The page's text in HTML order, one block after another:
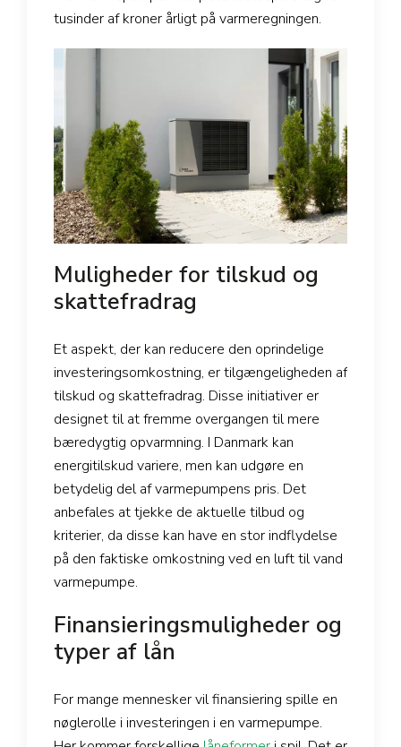
tusinder af kroner årligt på varmeregningen.
Muligheder for tilskud og
skattefradrag
Et aspekt, der kan reducere den oprindelige
investeringsomkostning, er tilgængeligheden af
tilskud og skattefradrag. Disse initiativer er
designet til at fremme overgangen til mere
bæredygtig opvarmning. I Danmark kan
energitilskud variere, men kan udgøre en
betydelig del af varmepumpens pris. Det
anbefales at tjekke de aktuelle tilbud og
kriterier, da disse kan have en stor indflydelse
på den faktiske omkostning ved en luft til vand
varmepumpe.
Finansieringsmuligheder og
typer af lån
For mange mennesker vil finansiering spille en
nøglerolle i investeringen i en varmepumpe.